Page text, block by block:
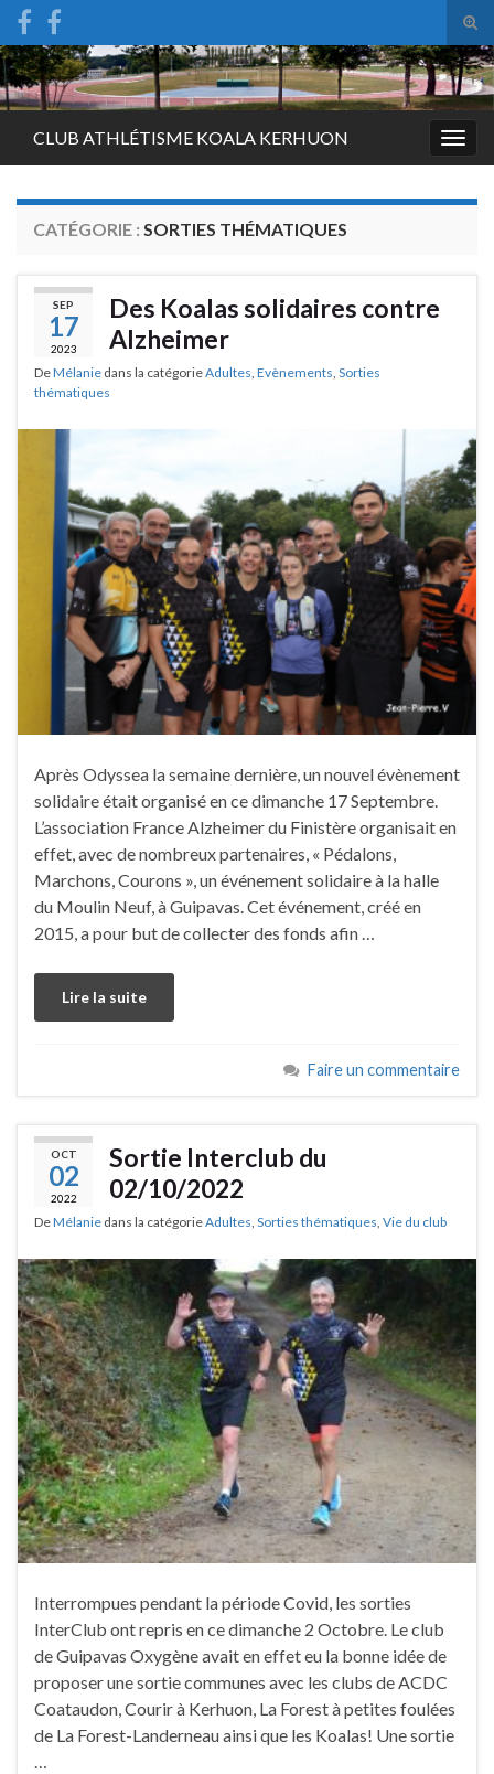
Search for:
CLUB ATHLÉTISME KOALA KERHUON
CATÉGORIE : SORTIES THÉMATIQUES
SEP
17
2023
Des Koalas solidaires contre
Alzheimer
DeMélanie dans la catégorieAdultes Evènements Sorties
thématiques
Après Odyssea la semaine dernière, un nouvel évènement
solidaire était organisé en ce dimanche 17 Septembre.
L’association France Alzheimer du Finistère organisait en
effet, avec de nombreux partenaires, « Pédalons,
Marchons, Courons », un événement solidaire à la halle
du Moulin Neuf, à Guipavas. Cet événement, créé en
2015, a pour but de collecter des fonds afin …
Lire la suite
Faire un commentaire
OCT
02
2022
Sortie Interclub du
02/10/2022
DeMélanie dans la catégorieAdultes, Sorties thématiques, Vie du club
Interrompues pendant la période Covid, les sorties
InterClub ont repris en ce dimanche 2 Octobre. Le club
de Guipavas Oxygène avait en effet eu la bonne idée de
proposer une sortie communes avec les clubs de ACDC
Coataudon, Courir à Kerhuon, La Forest à petites foulées
de La Forest-Landerneau ainsi que les Koalas! Une sortie
…